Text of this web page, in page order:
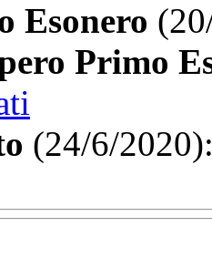
Esonero
Primo
(24/6/